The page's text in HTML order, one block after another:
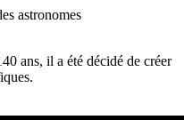
astronomes
ans, il a été décidé de créer